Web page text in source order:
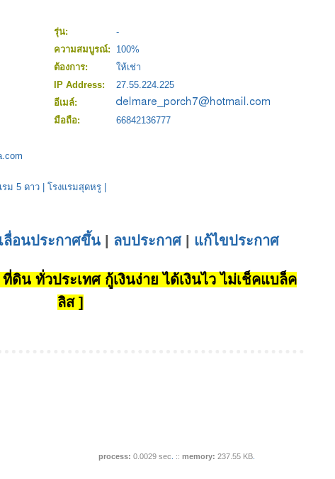
รุ่น:
-
ความสมบูรณ์:
100%
ต้องการ:
ให้เช่า
IP Address:
27.55.224.225
อีเมล์:
มือถือ:
66842136777
รม 5 ดาว โรงแรมสุดหรู
เลื่อนประกาศขึ้น ลบประกาศ| แก้ไขประกาศ
ดิน ทั่วประเทศ กู้เงินง่าย ได้เงินไว ไม่เช็คแบล็ค
ลิส ]
process: 0.0029 sec :: memory: 237.55 KB.